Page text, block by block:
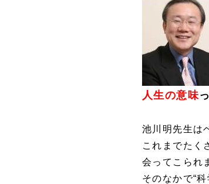
人生の意味
池川明先生は
これまでたく
会ってこられ
そのなかで“